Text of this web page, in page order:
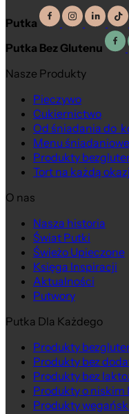
Putka
Putka Bez Glutenu
Nasze Produkty
Pieczywo
Cukiernictwo
Od śniadania do
Menu śniadaniowe
Produkty
Tort na każdą
O nas
Nasza historia
Świat Putki
Świeżo Upieczone
Księga Inspiracji
Aktualności
Putwory
Putka Dla Każdego
Produkty
Produkty bez
Produkty bez
Produkty o niskim
Produkty